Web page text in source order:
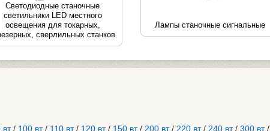
Светодиодные станочные
светильники LED местного
освещения для токарных,
сверлильных станков
Лампы станочные сигнальные
вт/ 100 вт/ 110 вт/ 120 вт/ 150 вт/ 200 вт/ 220 вт/ 240 вт/ 300 вт/